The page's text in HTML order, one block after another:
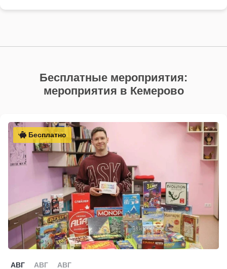
Бесплатные мероприятия:
мероприятия в Кемерово
Бесплатно
АВГ АВГ АВГ